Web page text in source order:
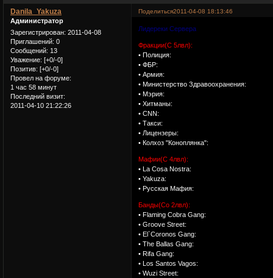
Поделиться2011-04-08 18:13:46
Danila_Yakuza
Администратор
Зарегистрирован: 2011-04-08
Приглашений: 0
Сообщений: 13
Уважение: [+0/-0]
Позитив: [+0/-0]
Провел на форуме:
1 час 58 минут
Последний визит:
2011-04-10 21:22:26
Лидереки Сервера
Фракции(С 5лвл):
• Полиция:
• ФБР:
• Армия:
• Министерство Здравоохранения:
• Мэрия:
• Хитманы:
• CNN:
• Такси:
• Лицензеры:
• Колхоз "Коноплянка":
Мафии(С 4лвл):
• La Cosa Nostra:
• Yakuza:
• Русская Мафия:
Банды(Со 2лвл):
• Flaming Cobra Gang:
• Groove Street:
• El`Coronos Gang:
• The Ballas Gang:
• Rifa Gang:
• Los Santos Vagos:
• Wuzi Street: